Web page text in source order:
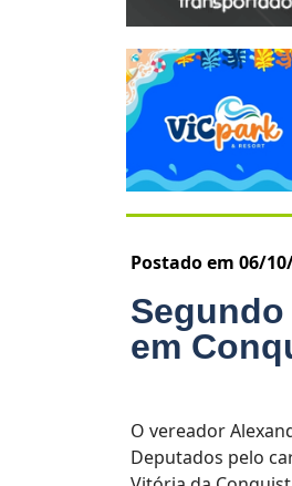
Postado em 06/
em
O vereador
Deputados pelo